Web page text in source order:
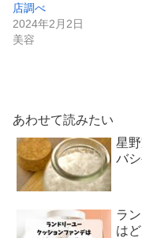
店調べ
2024年2月2日
美容
あわせて読みたい
星
バ
ラ
は